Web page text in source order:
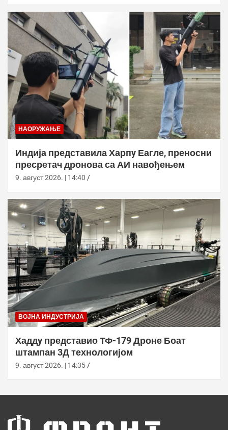
НАОРУЖАЊЕ
Индија представила Харпy Еагле, преносни
пресретач дронова са АИ навођењем
9. август 2026. | 14:40
ВОЈНА ИНДУСТРИЈА
Хаддy представио ТФ-179 Дроне Боат
штампан 3Д технологијом
9. август 2026. | 14:35